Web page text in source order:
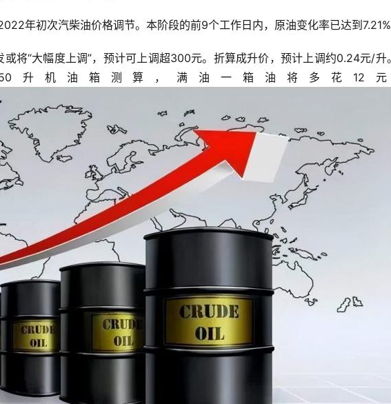
年初次汽柴油价格调节。本阶段的前9个工作日内，原油变化率已达到
升机油箱测算，满油一箱油将多花12元